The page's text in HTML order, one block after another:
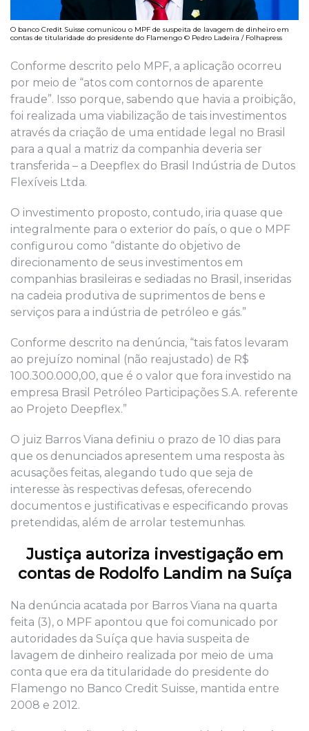
O banco Credit Suisse comunicou o MPF de suspeita de lavagem de dinheiro em
contas de titularidade do presidente do Flamengo © Pedro Ladeira / Folhapress
Conforme descrito pelo MPF, a aplicação ocorreu
por meio de “atos com contornos de aparente
fraude”. Isso porque, sabendo que havia a proibição,
foi realizada uma viabilização de tais investimentos
através da criação de uma entidade legal no Brasil
para a qual a matriz da companhia deveria ser
transferida – a Deepflex do Brasil Indústria de Dutos
Flexíveis Ltda.
O investimento proposto, contudo, iria quase que
integralmente para o exterior do país, o que o MPF
configurou como “distante do objetivo de
direcionamento de seus investimentos em
companhias brasileiras e sediadas no Brasil, inseridas
na cadeia produtiva de suprimentos de bens e
serviços para a indústria de petróleo e gás.”
Conforme descrito na denúncia, “tais fatos levaram
ao prejuízo nominal (não reajustado) de R$
100.300.000,00, que é o valor que fora investido na
empresa Brasil Petróleo Participações S.A. referente
ao Projeto Deepflex.”
O juiz Barros Viana definiu o prazo de 10 dias para
que os denunciados apresentem uma resposta às
acusações feitas, alegando tudo que seja de
interesse às respectivas defesas, oferecendo
documentos e justificativas e especificando provas
pretendidas, além de arrolar testemunhas.
Justiça autoriza investigação em
contas de Rodolfo Landim na Suíça
Na denúncia acatada por Barros Viana na quarta
feita (3), o MPF apontou que foi comunicado por
autoridades da Suíça que havia suspeita de
lavagem de dinheiro realizada por meio de uma
conta que era da titularidade do presidente do
Flamengo no Banco Credit Suisse, mantida entre
2008 e 2012.